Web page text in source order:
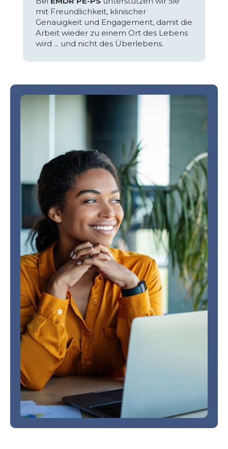
mit Freundlichkeit, klinischer
Genauigkeit und Engagement, damit die
Arbeit wieder zu einem Ort des Lebens
wird ... und nicht des Überlebens.